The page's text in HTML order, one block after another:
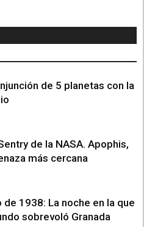
de 5 planetas con la
de la NASA. Apophis,
más cercana
de 1938: La noche en la que
sobrevoló Granada